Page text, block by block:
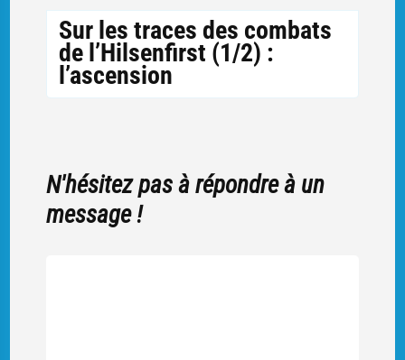
Sur les traces des combats
de l’Hilsenfirst (1/2) :
l’ascension
N'hésitez pas à répondre à un
message !